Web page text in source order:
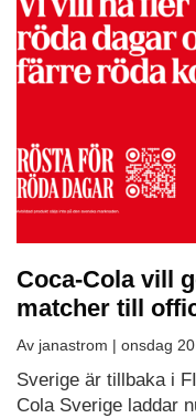
Coca-Cola vill
matcher till
Av janastrom | onsdag
Sverige är tillbaka i
Cola Sverige laddar